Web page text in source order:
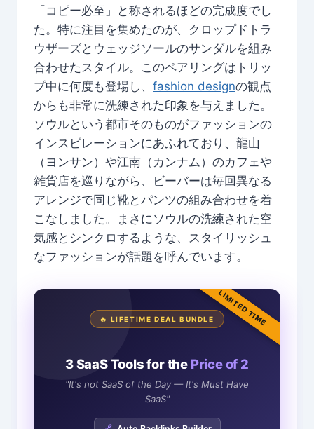
「コピー必至」と称されるほどの完成度でし
た。特に注目を集めたのが、クロップドトラ
ウザーズとウェッジソールのサンダルを組み
合わせたスタイル。このペアリングはトリッ
プ中に何度も登場し、 fashion designの観点
からも非常に洗練された印象を与えました。
ソウルという都市そのものがファッションの
インスピレーションにあふれており、龍山
（ヨンサン）や江南（カンナム）のカフェや
雑貨店を巡りながら、ビーバーは毎回異なる
アレンジで同じ靴とパンツの組み合わせを着
こなしました。まさにソウルの洗練された空
気感とシンクロするような、スタイリッシュ
なファッションが話題を呼んでいます。
LIMITED TIME
🔥 LIFETIME DEAL BUNDLE
3 SaaS Tools for the Price of 2
"It's not SaaS of the Day — It's Must Have
SaaS"